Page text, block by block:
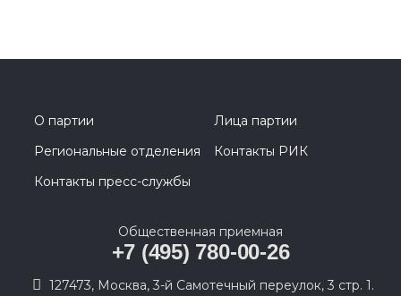
О партии
Лица партии
Региональные отделения
Контакты РИК
Контакты пресс-службы
Общественная приемная
+7 (495) 780-00-26
127473, Москва, 3-й Самотечный переулок, 3 стр. 1.